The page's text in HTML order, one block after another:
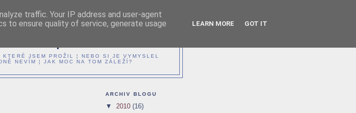
JSEM PROŽIL ¦ NEBO SI JE VYMYSLEL
NEVÍM ¦ JAK MOC NA TOM ZÁLEŽÍ?
ARCHIV BLOGU
▼ 2010 (16)
traffic. Your IP address and user-agent
to ensure quality of service, generate usage
LEARN MORE GOT IT